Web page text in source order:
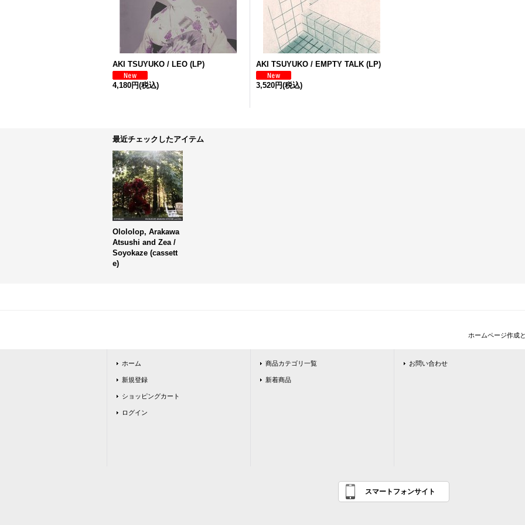
AKI TSUYUKO / LEO (LP)
4,180円(税込)
AKI TSUYUKO / EMPTY TALK (LP)
3,520円(税込)
最近チェックしたアイテム
Olololop, Arakawa
Atsushi and Zea /
Soyokaze (cassett
e)
ホームページ作成
ホーム
新規登録
ショッピングカート
ログイン
商品カテゴリ一覧
新着商品
お問い合わせ
スマートフォンサイト